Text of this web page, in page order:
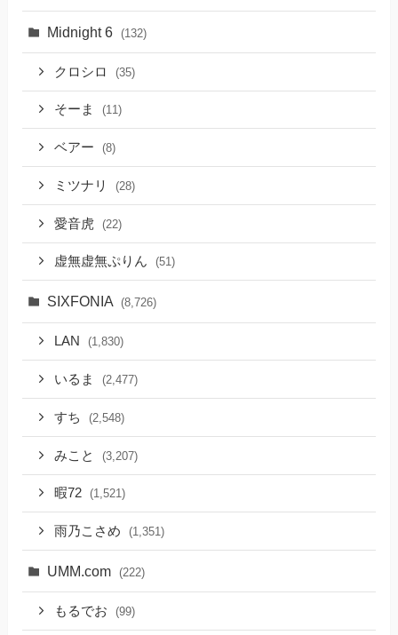
Midnight 6 (132)
クロシロ (35)
そーま (11)
ベアー (8)
ミツナリ (28)
愛音虎 (22)
虚無虚無ぷりん (51)
SIXFONIA (8,726)
LAN (1,830)
いるま (2,477)
すち (2,548)
みこと (3,207)
暇72 (1,521)
雨乃こさめ (1,351)
UMM.com (222)
もるでお (99)